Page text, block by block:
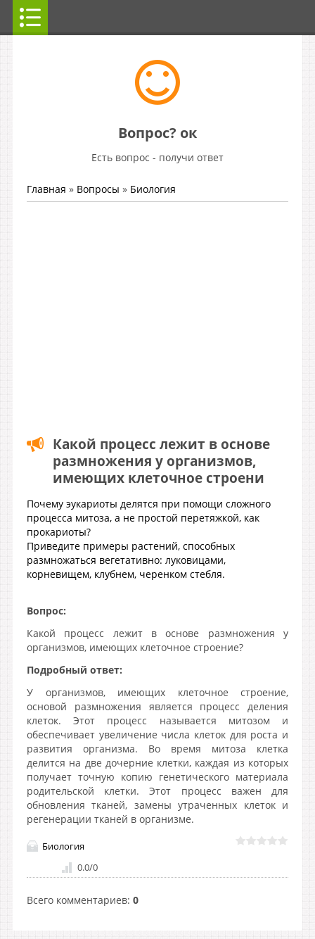
Вопрос? ок
Есть вопрос - получи ответ
Главная » Вопросы » Биология
Какой процесс лежит в основе
размножения у организмов,
имеющих клеточное строени
Почему эукариоты делятся при помощи сложного
процесса митоза, а не простой перетяжкой, как
прокариоты?
Приведите примеры растений, способных
размножаться вегетативно: луковицами,
корневищем, клубнем, черенком стебля.
Вопрос:
Какой процесс лежит в основе размножения у
организмов, имеющих клеточное строение?
Подробный ответ:
У организмов, имеющих клеточное строение,
основой размножения является процесс деления
клеток. Этот процесс называется митозом и
обеспечивает увеличение числа клеток для роста и
развития организма. Во время митоза клетка
делится на две дочерние клетки, каждая из которых
получает точную копию генетического материала
родительской клетки. Этот процесс важен для
обновления тканей, замены утраченных клеток и
регенерации тканей в организме.
Биология
0.0/0
Всего комментариев: 0